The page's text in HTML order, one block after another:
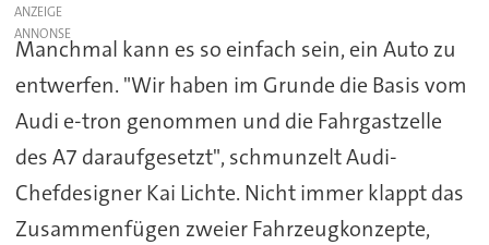
ANZEIGE
Manchmal kann es so einfach sein, ein Auto zu
entwerfen. "Wir haben im Grunde die Basis vom
Audi e-tron genommen und die Fahrgastzelle
des A7 daraufgesetzt", schmunzelt Audi-
Chefdesigner Kai Lichte. Nicht immer klappt das
Zusammenfügen zweier Fahrzeugkonzepte,